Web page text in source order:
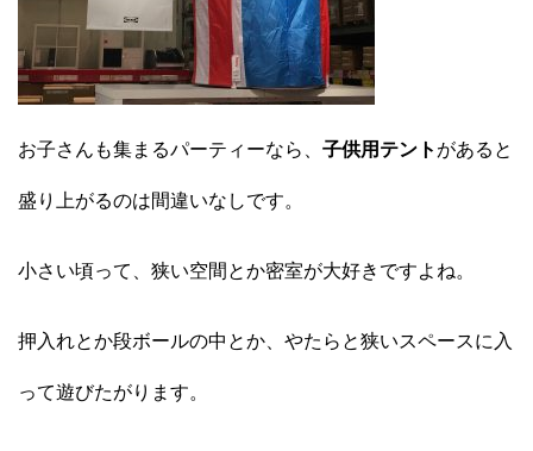
お子さんも集まるパーティーなら、 子供用テント があると
盛り上がるのは間違いなしです。
小さい頃って、狭い空間とか密室が大好きですよね。
押入れとか段ボールの中とか、やたらと狭いスペースに入
って遊びたがります。